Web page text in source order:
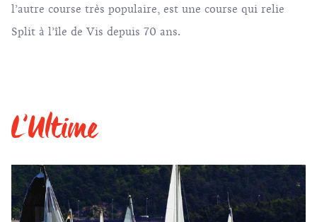
l’autre course très populaire, est une course qui relie
Split à l’île de Vis depuis 70 ans.
L’Ultime